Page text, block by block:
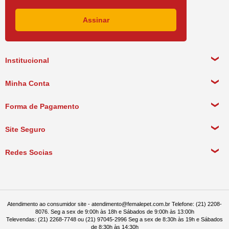
Institucional
Política de Pagamento
Política de Entrega
Minha Conta
Forma de Pagamento
Site Seguro
Redes Socias
Atendimento ao consumidor site - atendimento@femalepet.com.br Telefone: (21) 2208-
8076. Seg a sex de 9:00h às 18h e Sábados de 9:00h às 13:00h
Televendas: (21) 2268-7748 ou (21) 97045-2996 Seg a sex de 8:30h às 19h e Sábados
de 8:30h às 14:30h